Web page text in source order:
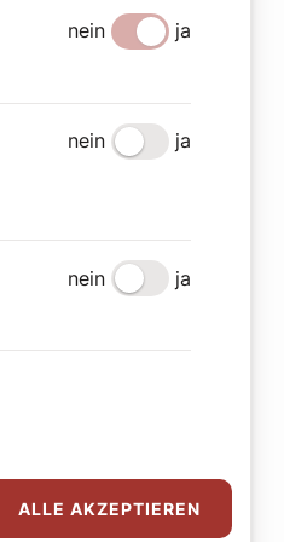
nein
ja
nein ja
nein
ja
ALLE AKZEPTIEREN